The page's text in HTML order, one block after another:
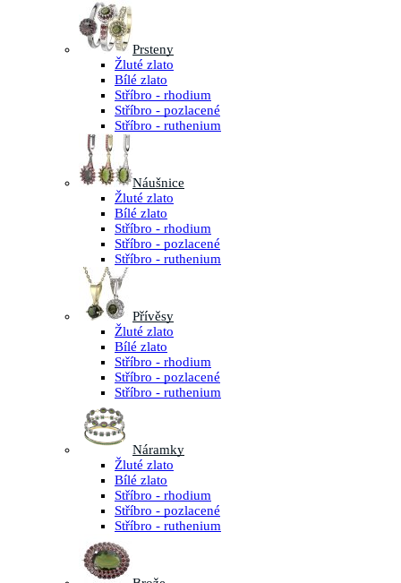
Prsteny
Žluté zlato
Bílé zlato
Stříbro - rhodium
Stříbro - pozlacené
Stříbro - ruthenium
Náušnice
Žluté zlato
Bílé zlato
Stříbro - rhodium
Stříbro - pozlacené
Stříbro - ruthenium
Přívěsy
Žluté zlato
Bílé zlato
Stříbro - rhodium
Stříbro - pozlacené
Stříbro - ruthenium
Náramky
Žluté zlato
Bílé zlato
Stříbro - rhodium
Stříbro - pozlacené
Stříbro - ruthenium